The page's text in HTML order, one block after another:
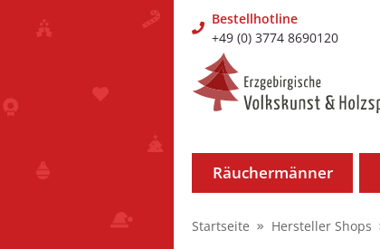
Bestellhotline
+49 (0) 3774 8690120
Räuchermänner
Startseite Hersteller Shops